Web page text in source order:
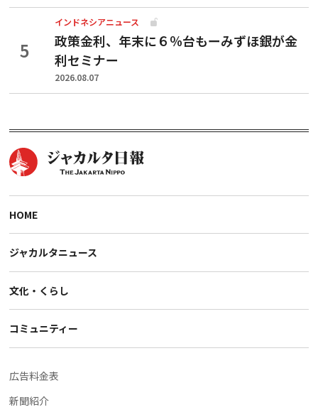
インドネシアニュース
政策金利、年末に６％台もーみずほ銀が金
利セミナー
2026.08.07
HOME
ジャカルタニュース
文化・くらし
コミュニティー
広告料金表
新聞紹介